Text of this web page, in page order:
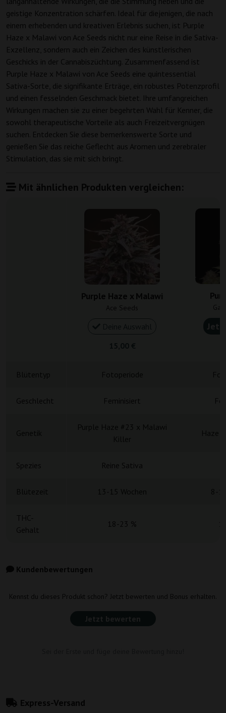
geistige Konzentration schärfen. Ideal für diejenigen, die nach
einem erhebenden und kreativen Erlebnis suchen, ist Purple
Haze x Malawi von Ace Seeds nicht nur eine Reise in die Sativa-
Exzellenz, sondern auch ein Zeichen des künstlerischen
Geschicks in der Cannabiszüchtung. Zusammenfassend ist
Purple Haze x Malawi von Ace Seeds eine quintessential
Sativa-Sorte, die signifikante Erträge, ein robustes Potenzprofil
und einen fesselnden Geschmack bietet. Ihre umfangreichen
Wirkungen machen sie zu einer begehrten Wahl für Kenner, die
sowohl therapeutische Vorteile als auch Freizeitvergnügen
suchen. Entdecken Sie diese bemerkenswerte Sorte und
genießen Sie das reiche Geflecht aus Aromen und zerebraler
Stimulation, das sie mit sich bringt.
Mit ähnlichen Produkten vergleichen:
Purple Haze x Malawi
Ace Seeds
Geschlecht Feminisiert
Spezies Reine Sativa
THC-
Gehalt
18-23 %
Kundenbewertungen
Kennst du dieses Produkt schon? Jetzt bewerten und Bonus erhalten.
Jetzt bewerten
Express-Versand